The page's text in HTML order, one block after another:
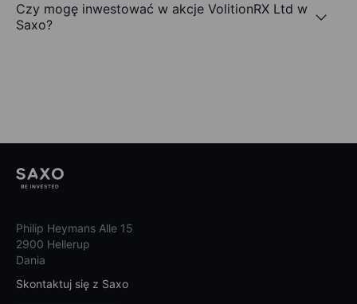
Czy mogę inwestować w akcje VolitionRX Ltd w
Saxo?
Philip Heymans Alle 15
2900 Hellerup
Dania
Skontaktuj się z Saxo